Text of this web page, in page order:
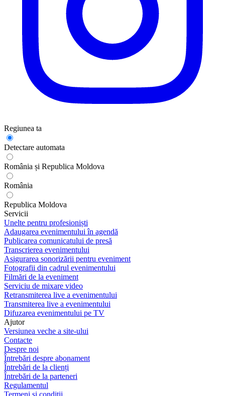
Regiunea ta
Detectare automata
România și Republica Moldova
România
Republica Moldova
Servicii
Unelte pentru profesioniști
Adaugarea evenimentului în agendă
Publicarea comunicatului de presă
Transcrierea evenimentului
Asigurarea sonorizării pentru eveniment
Fotografii din cadrul evenimentului
Filmări de la eveniment
Serviciu de mixare video
Retransmiterea live a evenimentului
Transmiterea live a evenimentului
Difuzarea evenimentului pe TV
Ajutor
Versiunea veche a site-ului
Contacte
Despre noi
Întrebări despre abonament
Întrebări de la clienți
Întrebări de la parteneri
Regulamentul
Termeni și condiții